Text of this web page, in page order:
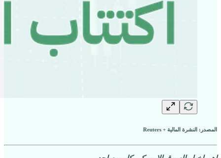
المصدر: النشرة المالية + Reuters